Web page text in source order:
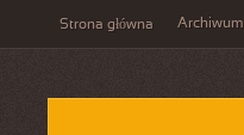
Strona główna Archiwum